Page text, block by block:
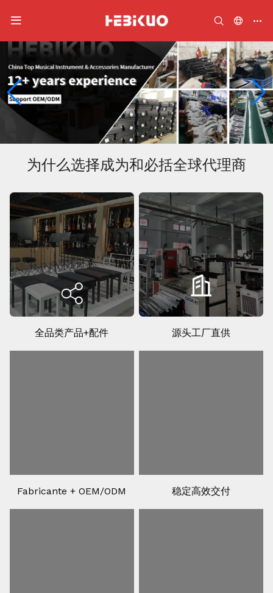
2/ 2
为什么选择成为和必括全球代理商
全品类产品+配件 源头工厂直供
Fabricante + OEM/ODM 稳定高效交付